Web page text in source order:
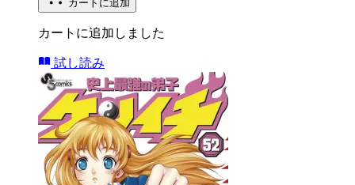
カートに追加
カートに追加しました
試し読み